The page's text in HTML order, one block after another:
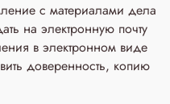
с материалами дела
на электронную почту
в электронном виде
доверенность, копию